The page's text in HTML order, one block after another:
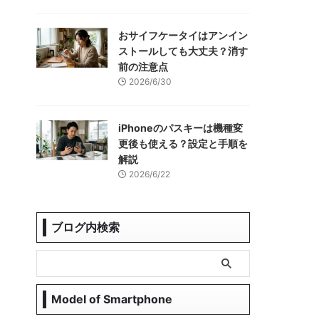
おサイフケータイはアンイン
ストールしても大丈夫？消す
前の注意点
2026/6/30
iPhoneのパスキーは機種変
更後も使える？設定と手順を
解説
2026/6/22
ブログ内検索
Model of Smartphone